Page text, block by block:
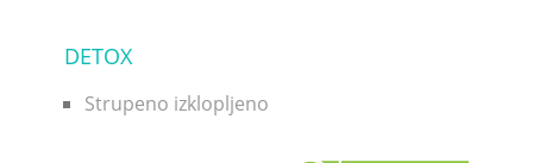
DETOX
Strupeno izklopljeno